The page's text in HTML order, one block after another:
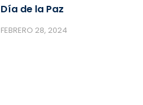
Día de la Paz
FEBRERO 28, 2024